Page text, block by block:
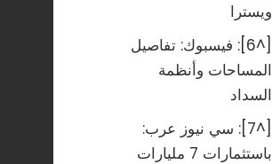
ويسترا
[^6]:
فيسبوك: تفاصيل
المساحات وأنظمة
السداد
[^7]:
سي نيوز عرب:
باستثمارات 7 مليارات